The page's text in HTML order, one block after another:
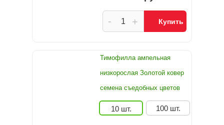
+
- Купить
Тимофилла ампельная
низкорослая Золотой ковер
семена съедобных цветов
10 шт. 100 шт.